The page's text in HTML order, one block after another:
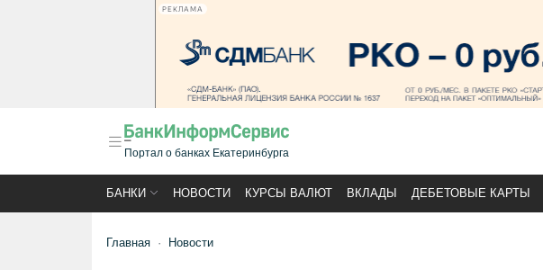
РЕКЛАМА
Портал о банках Екатеринбурга
БАНКИ НОВОСТИ КУРСЫ ВАЛЮТ ВКЛАДЫ ДЕБЕТОВЫЕ КАРТЫ
Главная Новости